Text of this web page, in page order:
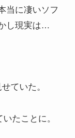
当に凄いソフ
し現実は…
ていた。
たことに。